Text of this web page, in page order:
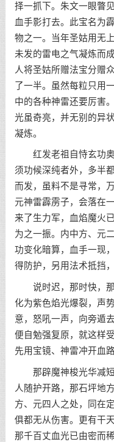
择一抓下。朱文一眼瞥
血手影打去。此宝名为
物之一。当年圣姑用无
未发的雷电之气凝炼而
人将圣姑所赠法宝分赠
了一半。虽然每粒只用
中的各种神雷还要厉害
光虽奇亮，并无别的异
凝炼。
红发老祖自恃玄功奥
须功候深纯者外，多半
而发，虽料不是寻常，
元神雷霹雳子，会落在
来了生力军，血焰魔火
为之一振。内中方、元
功变化暗算，血手一现
得防护，另用法术抵挡
说时迟，那时快，那
化为紫色焰光爆裂，声
意，怒吼一声，向旁遁
便自勉强复原，就这样
先用宝镜、神雷冲开血
那辟魔神梭光华减短
人随护开路，那石坪地
方、元四人之处，同在
俱都无从伤害。更有干
那千百丈血光已由密而